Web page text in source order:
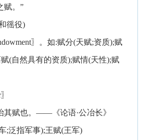
赋。”
徭役)
〗。如:赋分(天赋;资质);赋
(自然具有的资质);赋情(天性);赋
其赋也。——《论语·公冶长》
;泛指军事);王赋(王军)